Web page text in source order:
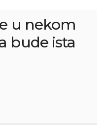
u nekom
bude ista